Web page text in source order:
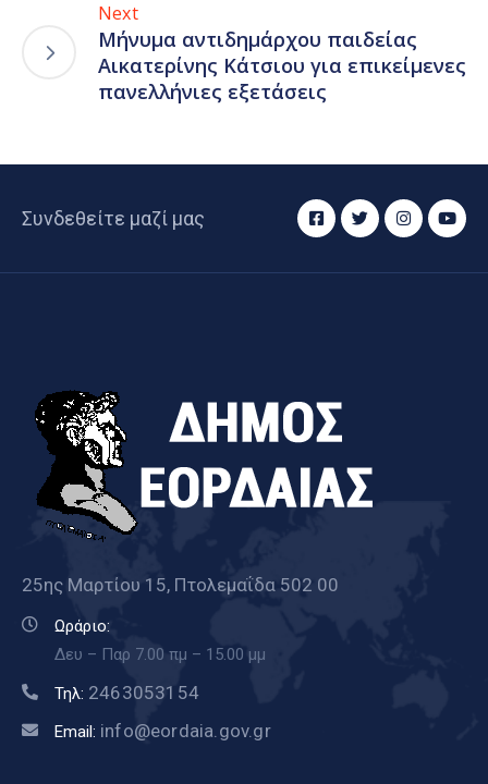
Next
Μήνυμα αντιδημάρχου παιδείας
Αικατερίνης Κάτσιου για επικείμενες
πανελλήνιες εξετάσεις
Συνδεθείτε μαζί μας
25ης Μαρτίου 15, Πτολεμαΐδα 502 00
Ωράριο:
Δευ – Παρ 7.00 πμ – 15.00 μμ
Τηλ: 2463053154
Email: info@eordaia.gov.gr